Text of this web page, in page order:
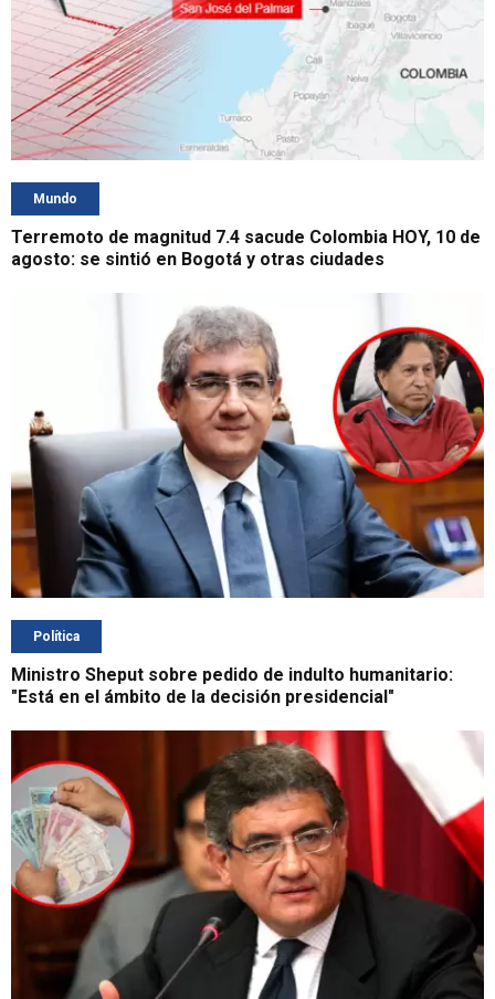
Mundo
Terremoto de magnitud 7.4 sacude Colombia HOY, 10 de
agosto: se sintió en Bogotá y otras ciudades
Política
Ministro Sheput sobre pedido de indulto humanitario:
"Está en el ámbito de la decisión presidencial"